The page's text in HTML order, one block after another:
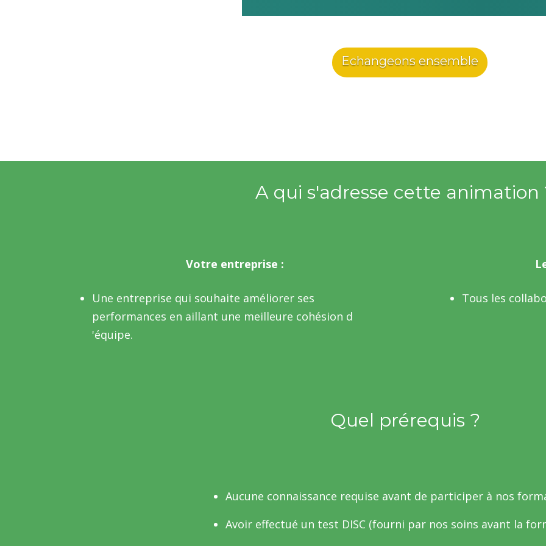
Echangeons ensemble
A qui s'adresse cette animation
Votre entreprise :
Une entreprise qui souhaite améliorer ses
performances en aillant une meilleure cohésion d
'équipe.
Tous les
Quel prérequis ?
Aucune connaissance requise avant de participer à nos
Avoir effectué un test DISC (fourni par nos soins avant la